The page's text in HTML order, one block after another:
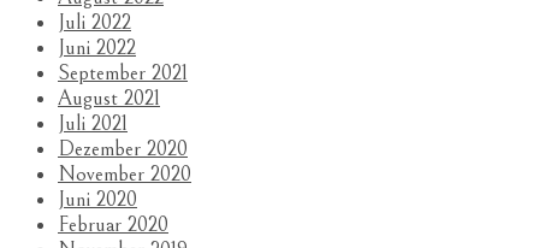
Juli 2022
Juni 2022
September 2021
August 2021
Juli 2021
Dezember 2020
November 2020
Juni 2020
Februar 2020